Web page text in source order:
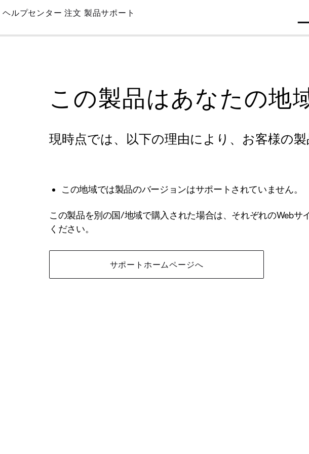
Skip
Main
ヘルプセンター 注文 製品サポート
この製品はあなたの地
現時点では、以下の理由により、お客様の
この地域では製品のバージョンはサポートされていません。
この製品を別の国/地域で購入された場合は、それぞれのWeb
ください。
サポートホームページへ